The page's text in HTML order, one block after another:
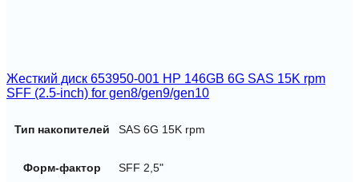
Жесткий диск 653950-001 HP 146GB 6G SAS 15K rpm
SFF (2.5-inch) for gen8/gen9/gen10
Тип накопителей SAS 6G 15K rpm
Форм-фактор SFF 2,5"